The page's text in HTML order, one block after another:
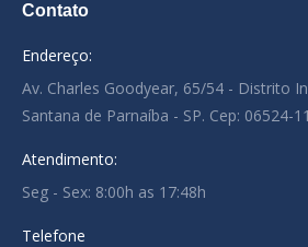
Contato
Endereço:
Av. Charles Goodyear, 65/54 - Distrito
Santana de Parnaíba - SP. Cep: 06524-
Atendimento:
Seg - Sex: 8:00h as 17:48h
Telefone